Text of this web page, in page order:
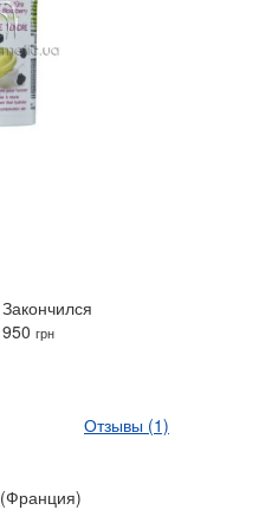
Закончился
950 грн
Отзывы (1)
(Франция)